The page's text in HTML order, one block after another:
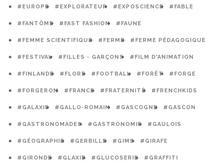
#EUROPE #EXPLORATEUR #EXPOSCIENCE #FABLE
#FANTÔME #FAST FASHION #FAUNE
#FEMME SCIENTIFIQUE #FERME #FERME PÉDAGOGIQUE
#FESTIVAL #FILLES - GARÇONS #FILM D'ANIMATION
#FINLANDE #FLORE #FOOTBALL #FORÊT #FORGE
#FORGERON #FRANCE #FRATERNITÉ #FRENCHKIDS
#GALAXIE #GALLO-ROMAIN #GASCOGNE #GASCON
#GASTRONOMADES #GASTRONOMIE #GAULOIS
#GÉOGRAPHIE #GERBILLE #GIMS #GIRAFE
#GIRONDE #GLAXIE #GLUCOSERIE #GRAFFITI